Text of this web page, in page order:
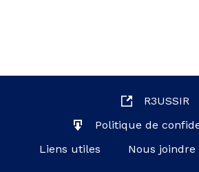
R3USSIR
Politique de
Liens utiles
Nous joindre